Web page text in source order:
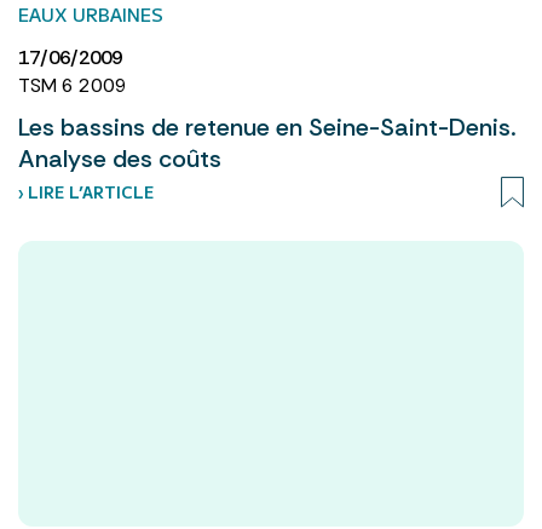
EAUX URBAINES
17/06/2009
TSM 6 2009
Les bassins de retenue en Seine-Saint-Denis.
Analyse des coûts
› LIRE L’ARTICLE